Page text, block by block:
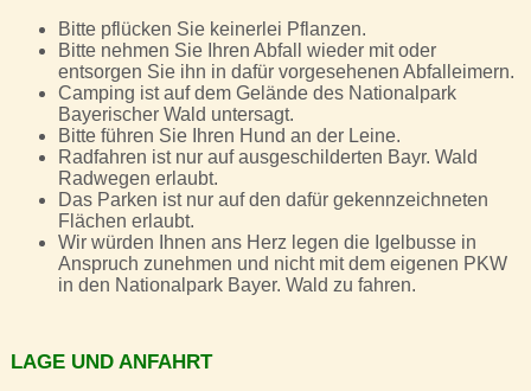
Bitte pflücken Sie keinerlei Pflanzen.
Bitte nehmen Sie Ihren Abfall wieder mit oder
entsorgen Sie ihn in dafür vorgesehenen Abfalleimern.
Camping ist auf dem Gelände des Nationalpark
Bayerischer Wald untersagt.
Bitte führen Sie Ihren Hund an der Leine.
Radfahren ist nur auf ausgeschilderten Bayr. Wald
Radwegen erlaubt.
Das Parken ist nur auf den dafür gekennzeichneten
Flächen erlaubt.
Wir würden Ihnen ans Herz legen die Igelbusse in
Anspruch zunehmen und nicht mit dem eigenen PKW
in den Nationalpark Bayer. Wald zu fahren.
LAGE UND ANFAHRT